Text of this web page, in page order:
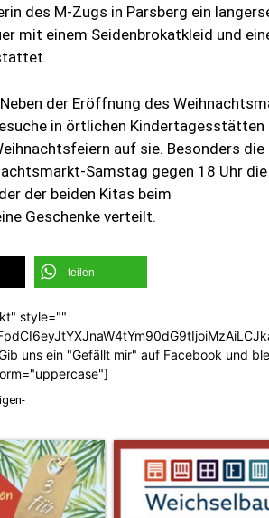
des M-Zugs in Parsberg ein
mit einem Seidenbrokatkleid und
der Eröffnung des
in örtlichen Kindertagesstätten
auf sie. Besonders die
Samstag gegen 18 Uhr die
der beiden Kitas beim
Geschenke verteilt.
teilen
style=""
uns ein "Gefällt mir" auf Facebook und